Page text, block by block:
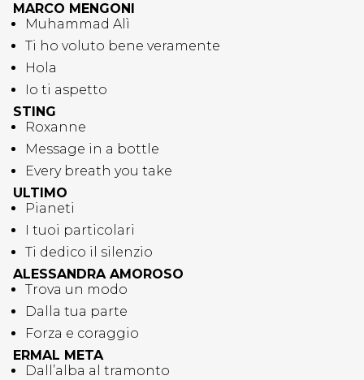
MARCO MENGONI
Muhammad Alì
Ti ho voluto bene veramente
Hola
Io ti aspetto
STING
Roxanne
Message in a bottle
Every breath you take
ULTIMO
Pianeti
I tuoi particolari
Ti dedico il silenzio
ALESSANDRA AMOROSO
Trova un modo
Dalla tua parte
Forza e coraggio
ERMAL META
Dall’alba al tramonto